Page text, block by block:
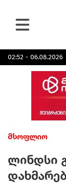
02:52 - 06.08.2026
მსოფლიო
ლინდსი